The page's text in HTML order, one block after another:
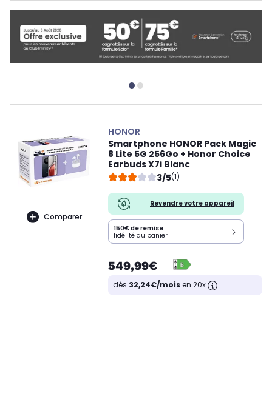
Comparer
HONOR
Smartphone HONOR Pack Magic
8 Lite 5G 256Go + Honor Choice
Earbuds X7i Blanc
3/5(1)
Revendre votre appareil
150€ de remise
fidélité au panier
549,99€
dès 32,24€/moisen 20x